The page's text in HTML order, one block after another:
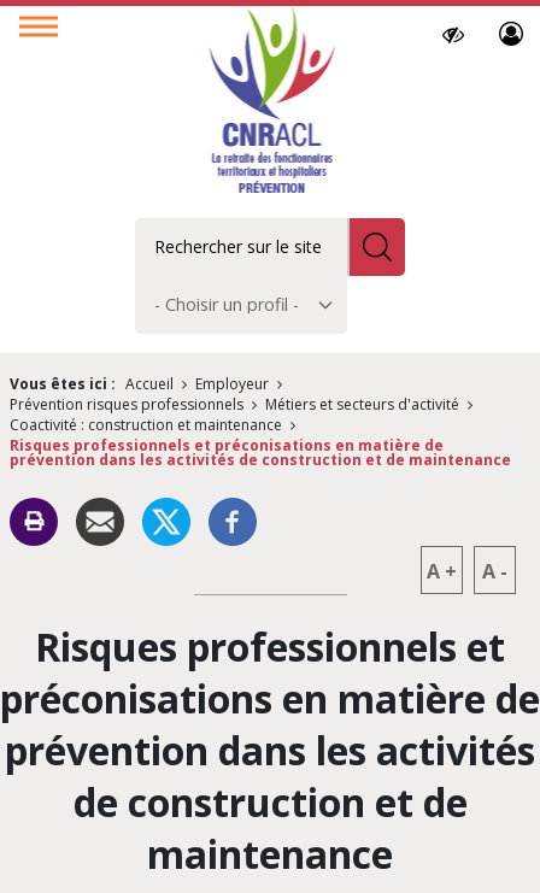
Paramètres
profil
Ouvrir
Vous êtes ici : Accueil
Employeur
Prévention risques professionnels
Métiers et secteurs d'activité
Coactivité : construction et maintenance
Risques professionnels et préconisations en matière de
prévention dans les activités de construction et de maintenance
A + A -
Risques professionnels et
préconisations en matière de
prévention dans les activités
de construction et de
maintenance